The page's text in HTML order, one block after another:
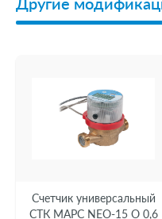
Счетчик универсальный
СТК МАРС NEO-15 О 0,6